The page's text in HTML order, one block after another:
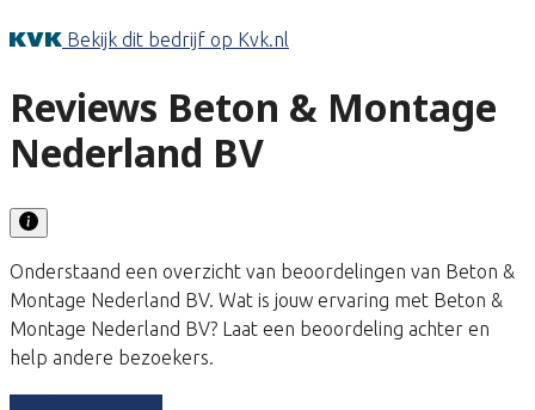
Bekijk dit bedrijf op Kvk.nl
Reviews Beton & Montage
Nederland BV
Onderstaand een overzicht van beoordelingen van Beton &
Montage Nederland BV. Wat is jouw ervaring met Beton &
Montage Nederland BV? Laat een beoordeling achter en
help andere bezoekers.